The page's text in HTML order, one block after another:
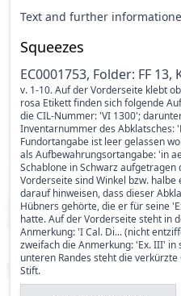
Text and further
Squeezes
EC0001753, Folder: FF 13,
v. 1-10. Auf der Vorderseite klebt
rosa Etikett finden sich folgende
die CIL-Nummer: 'VI 1300';
Inventarnummer des Abklatsches:
Fundortangabe ist leer gelassen
als Aufbewahrungsortangabe: 'in
Schablone in Schwarz
Vorderseite sind Winkel bzw.
darauf hinweisen, dass dieser
Hübners gehörte, die er für seine
hatte. Auf der Vorderseite steht in
Anmerkung: 'I Cal. Di... (nicht
zweifach die Anmerkung: 'Ex. III' in
unteren Randes steht die
Stift.